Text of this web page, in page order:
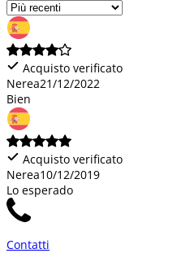
Acquisto verificato
Nerea21/12/2022
Bien
Acquisto verificato
Nerea10/12/2019
Lo esperado
Contatti